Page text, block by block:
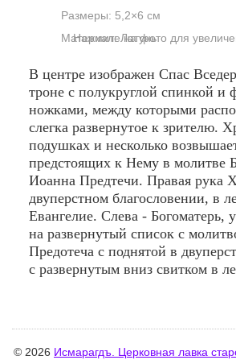
Нажмите на фото для
Размеры: 5,2×6 см
Материал: Латунь
В центре изображен Спас
троне с полукруглой спинкой и
ножками, между которыми
слегка развернутое к зрителю.
подушках и несколько
предстоящих к Нему в молитве
Иоанна Предтечи. Правая рука
двуперстном благословении, в
Евангелие. Слева - Богоматерь,
на развернутый список с
Предотеча с поднятой в
с развернутым вниз свитком в
© 2026 Исмарагдъ. Церковная лавка